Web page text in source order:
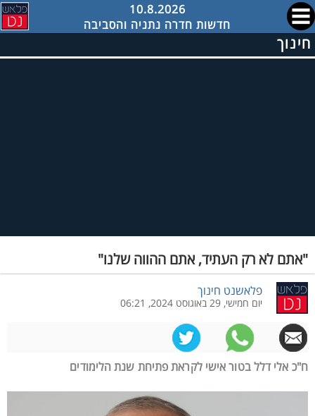
10.8.2026
חדשות חדרה נתניה והסביבה
חינוך
"אתם לא רק העתיד, אתם ההווה שלנו"
פלאשנט חינוך
יום חמישי, 29 באוגוסט 2024, 06:21
ח"כ אלי דלל בטור אישי לקראת פתיחת שנת הלימודים